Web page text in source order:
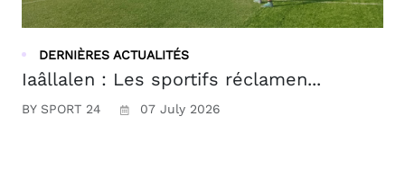
DERNIÈRES ACTUALITÉS
Iaâllalen : Les sportifs réclamen...
BY SPORT 24 07 July 2026